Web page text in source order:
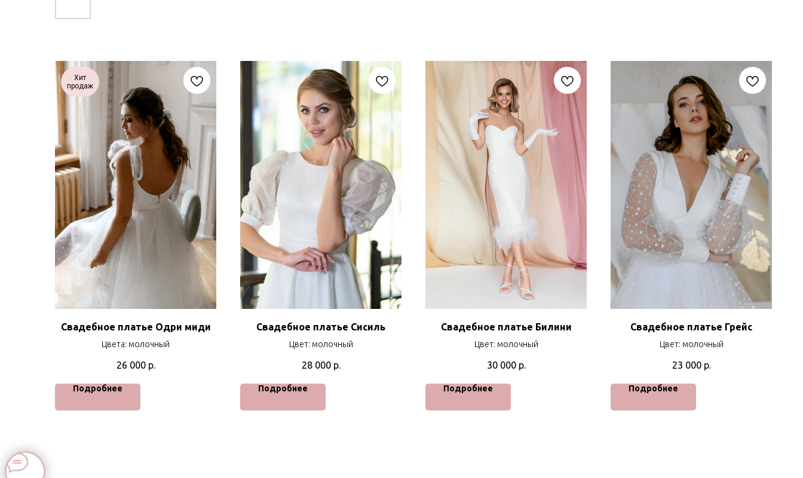
Хит
продаж
Свадебное платье Одри миди
Цвета: молочный
26 000 р.
Подробнее
Свадебное платье Сисиль
Цвет: молочный
28 000 р.
Подробнее
Свадебное платье Билини
Цвет: молочный
30 000 р.
Подробнее
Свадебное платье Грейс
Цвет: молочный
23 000 р.
Подробнее